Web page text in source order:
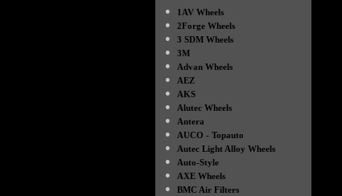
●
1AV Wheels
●
2Forge Wheels
●
3 SDM Wheels
●
3M
●
Advan Wheels
●
AEZ
●
AKS
●
Alutec Wheels
●
Antera
●
AUCO - Topauto
●
Autec Light Alloy Wheels
●
Auto-Style
●
AXE Wheels
●
BMC Air Filters